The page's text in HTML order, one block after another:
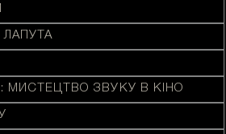
МИСТЕЦТВО ЗВУКУ В КІНО